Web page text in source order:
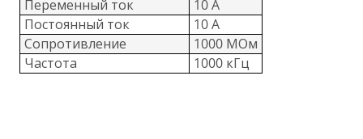
Переменный ток
10 A
Постоянный ток
10 A
Сопротивление
1000 МОм
Частота
1000 кГц